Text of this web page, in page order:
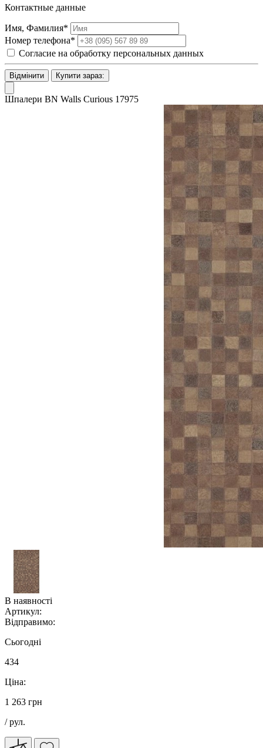
Контактные данные
Имя, Фамилия*
Номер телефона*
Согласие на обработку персональных данных
Відмінити Купити зараз:
Шпалери BN Walls Curious 17975
В наявності
Артикул:
Відправимо:
Сьогодні
434
Ціна:
1 263 грн
/ рул.